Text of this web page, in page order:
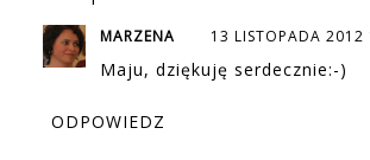
MARZENA 13 LISTOPADA 2012
Maju, dziękuję serdecznie:-)
ODPOWIEDZ